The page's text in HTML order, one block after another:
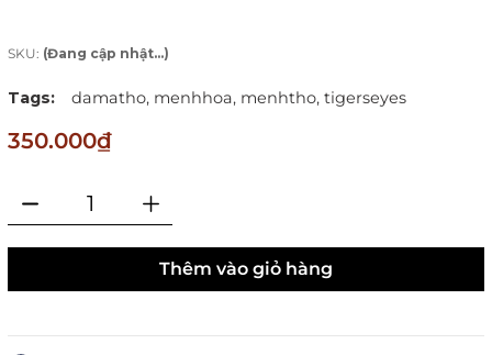
SKU: (Đang cập nhật...)
Tags: damatho, menhhoa, menhtho, tigerseyes
350.000₫
Thêm vào giỏ hàng